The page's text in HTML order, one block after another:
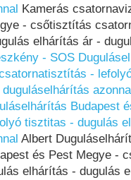
Kamerás
- csőtisztítás
elhárítás ár -
- SOS
-
Budapest
tisztitas - dugulás
Albert
és Pest Megye -
elhárítás - dugulás